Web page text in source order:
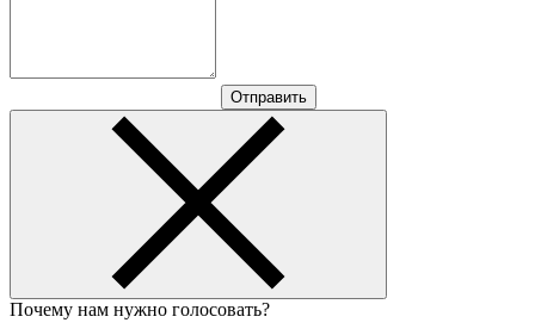
Отправить
Почему нам нужно голосовать?